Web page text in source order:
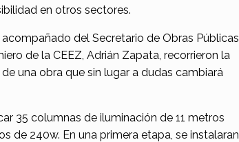
en otros sectores.
del Secretario de Obras Públicas
de la CEEZ, Adrián Zapata, recorrieron la
una obra que sin lugar a dudas cambiará
35 columnas de iluminación de 11 metros
de 240w. En una primera etapa, se instalaran